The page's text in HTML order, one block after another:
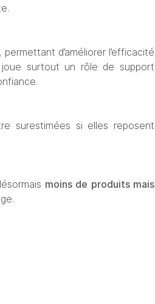
d’améliorer l’efficacité
joue surtout un rôle de support
surestimées si elles reposent
moins de produits mais